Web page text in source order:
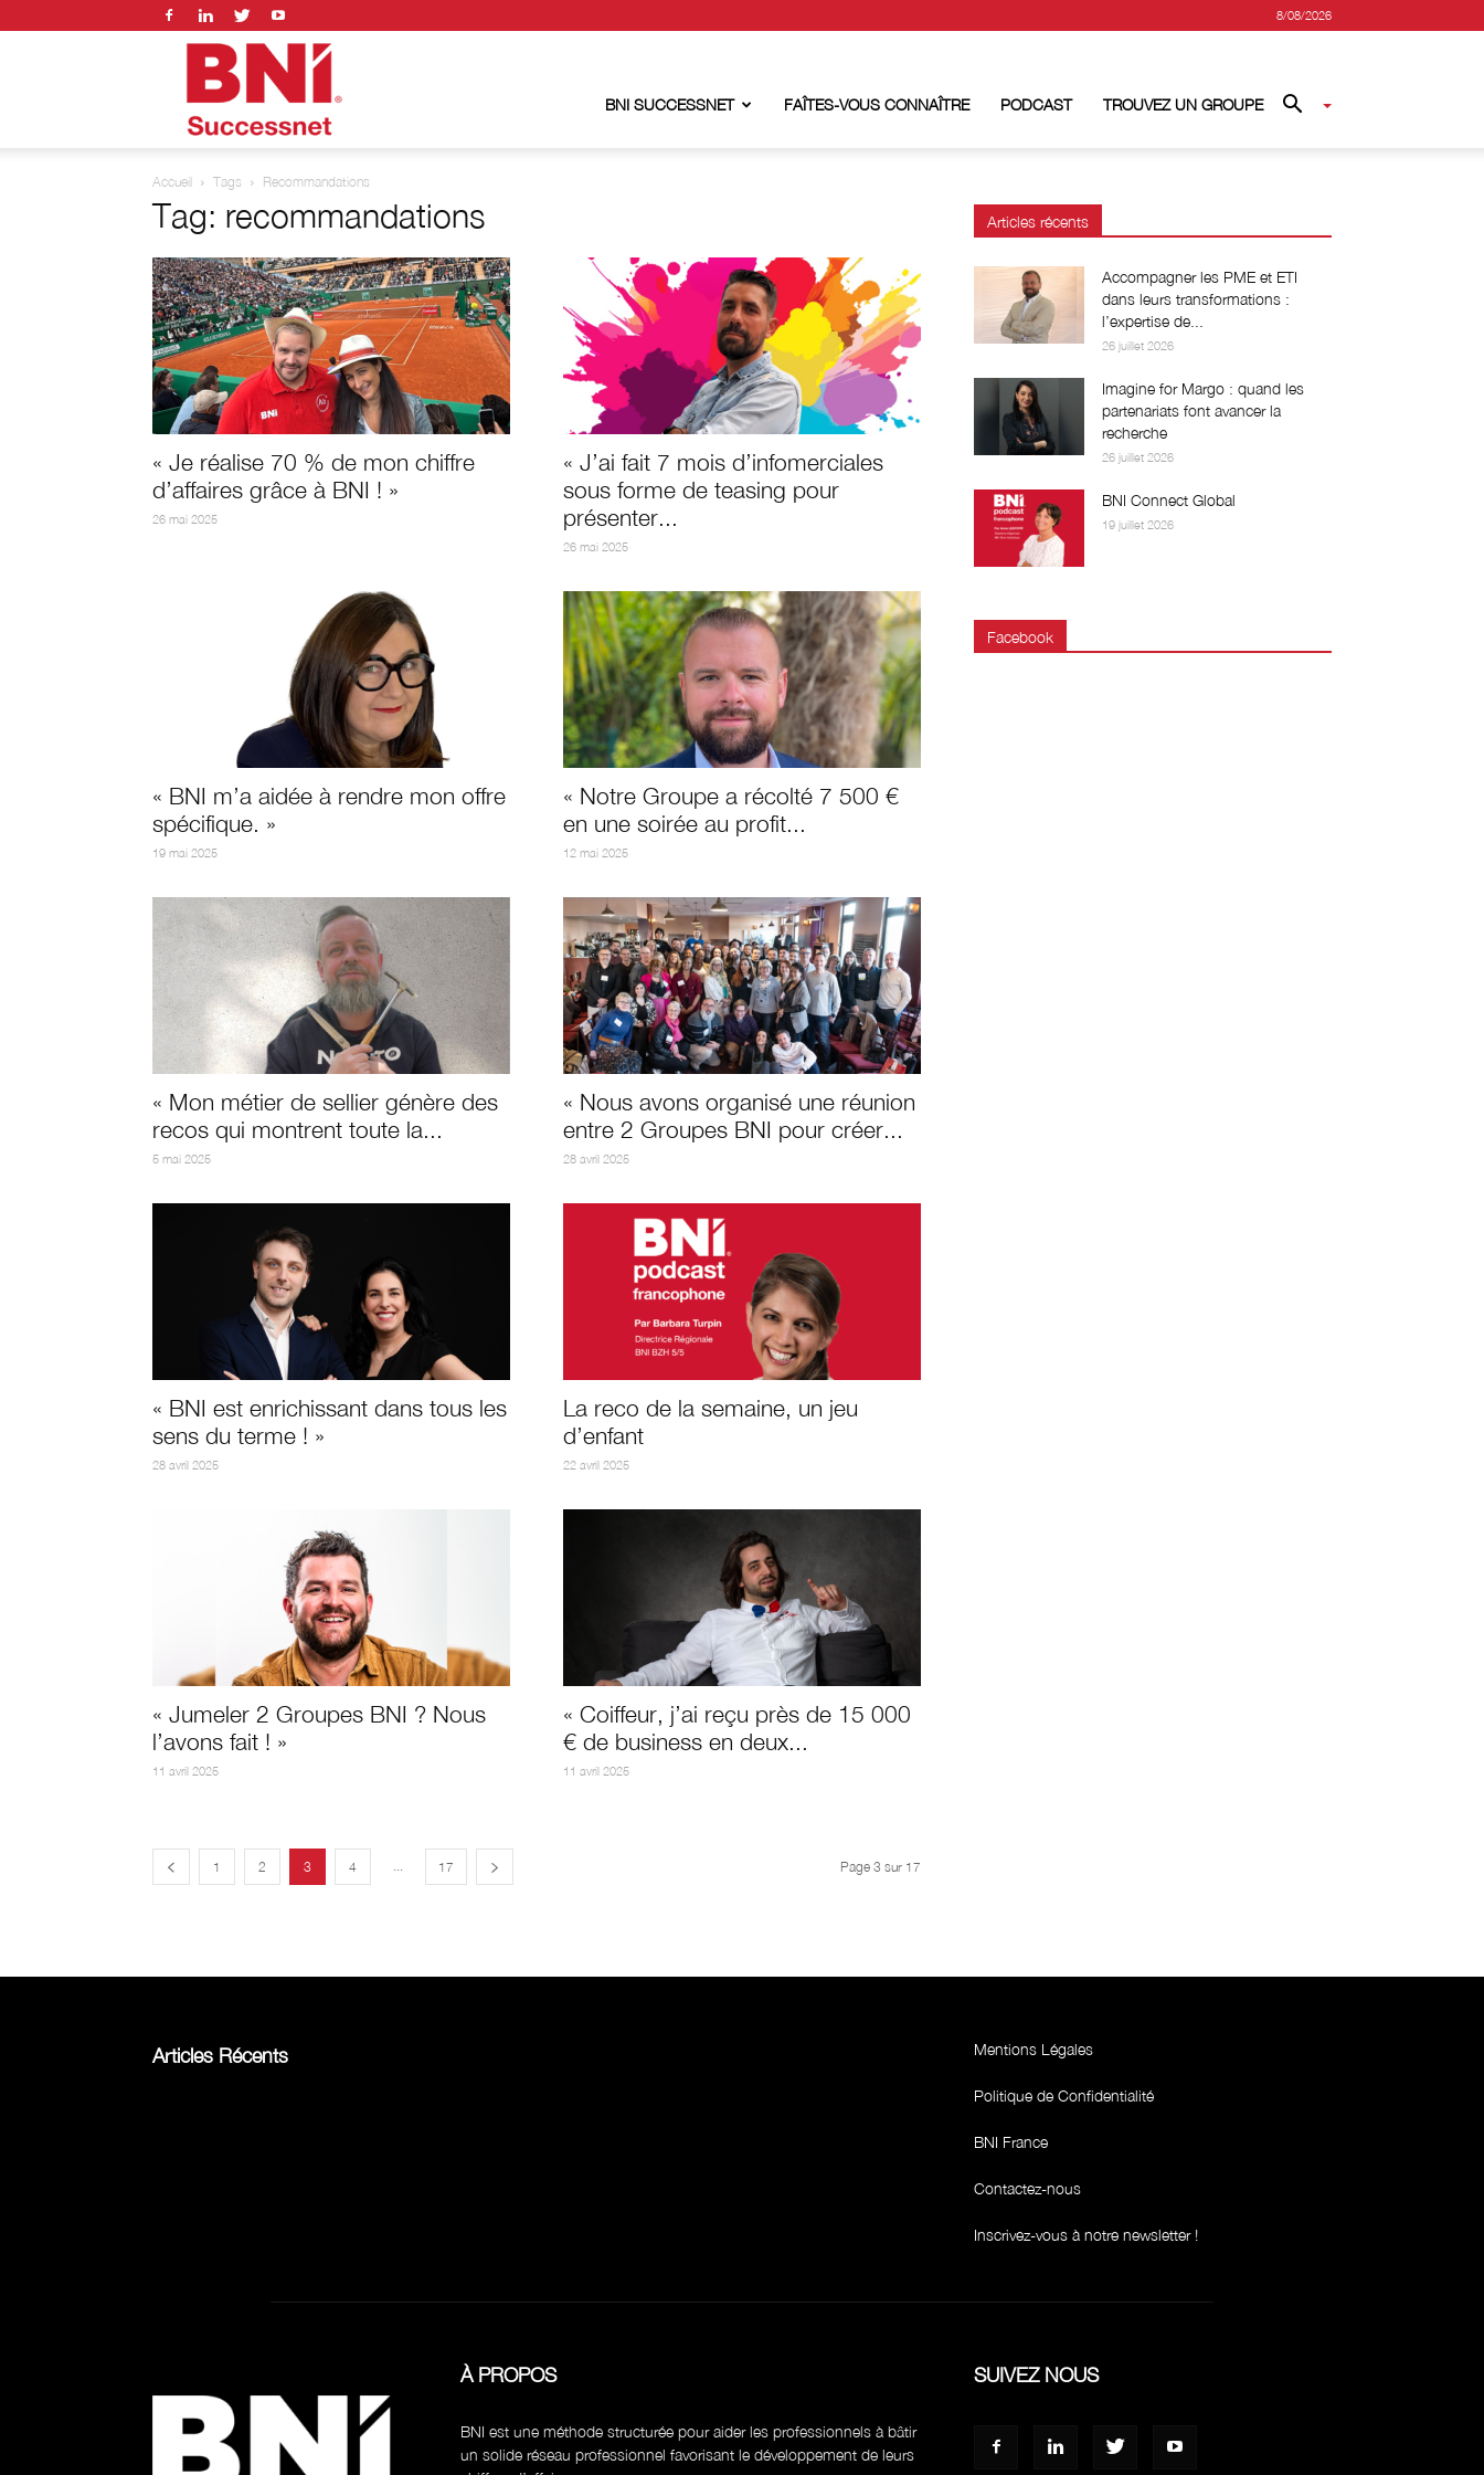
8/08/2026
successnet
BNI SUCCESSNET FAÎTES-VOUS CONNAÎTRE PODCAST TROUVEZ UN GROUPE
Accueil Tags Recommandations
Tag: recommandations
« Je réalise 70 % de mon chiffre
d’affaires grâce à BNI ! »
26 mai 2025
« J’ai fait 7 mois d’infomerciales
sous forme de teasing pour
présenter...
26 mai 2025
« BNI m’a aidée à rendre mon offre
spécifique. »
19 mai 2025
« Notre Groupe a récolté 7 500 €
en une soirée au profit...
12 mai 2025
« Mon métier de sellier génère des
recos qui montrent toute la...
5 mai 2025
« Nous avons organisé une réunion
entre 2 Groupes BNI pour créer...
28 avril 2025
« BNI est enrichissant dans tous les
sens du terme ! »
28 avril 2025
La reco de la semaine, un jeu
d’enfant
22 avril 2025
« Jumeler 2 Groupes BNI ? Nous
l’avons fait ! »
11 avril 2025
« Coiffeur, j’ai reçu près de 15 000
€ de business en deux...
11 avril 2025
1 2 3 4 ... 17 Page 3 sur 17
Articles récents
Accompagner les PME et ETI
dans leurs transformations :
l’expertise de...
26 juillet 2026
Imagine for Margo : quand les
partenariats font avancer la
recherche
26 juillet 2026
BNI Connect Global
19 juillet 2026
Facebook
Articles Récents Mentions Légales
Politique de Confidentialité
BNI France
Contactez-nous
Inscrivez-vous à notre newsletter !
À PROPOS
BNI est une méthode structurée pour aider les professionnels à bâtir
un solide réseau professionnel favorisant le développement de leurs
SUIVEZ NOUS